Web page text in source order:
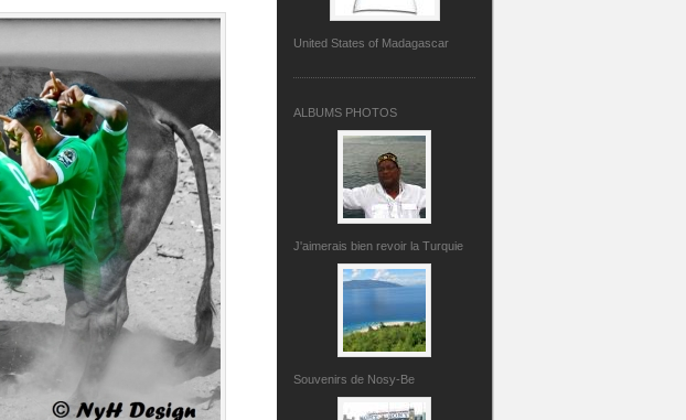
United States of Madagascar
ALBUMS PHOTOS
J'aimerais bien revoir la Turquie
Souvenirs de Nosy-Be